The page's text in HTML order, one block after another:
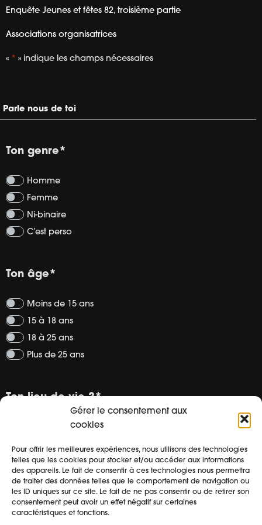
Gérer le consentement aux
cookies
Pour offrir les meilleures expériences, nous utilisons des technologies
telles que les cookies pour stocker et/ou accéder aux informations
des appareils. Le fait de consentir à ces technologies nous permettra
de traiter des données telles que le comportement de navigation ou
les ID uniques sur ce site. Le fait de ne pas consentir ou de retirer son
consentement peut avoir un effet négatif sur certaines
caractéristiques et fonctions.
Enquête Jeunes et fêtes 82, troisième partie
Associations organisatrices
« * » indique les champs nécessaires
Parle nous de toi
Ton genre*
Homme
Femme
Ni-binaire
C’est perso
Ton âge*
Moins de 15 ans
15 à 18 ans
18 à 25 ans
Plus de 25 ans
Ton lieu de vie ?*
En ce moment tu es ?*
au collège